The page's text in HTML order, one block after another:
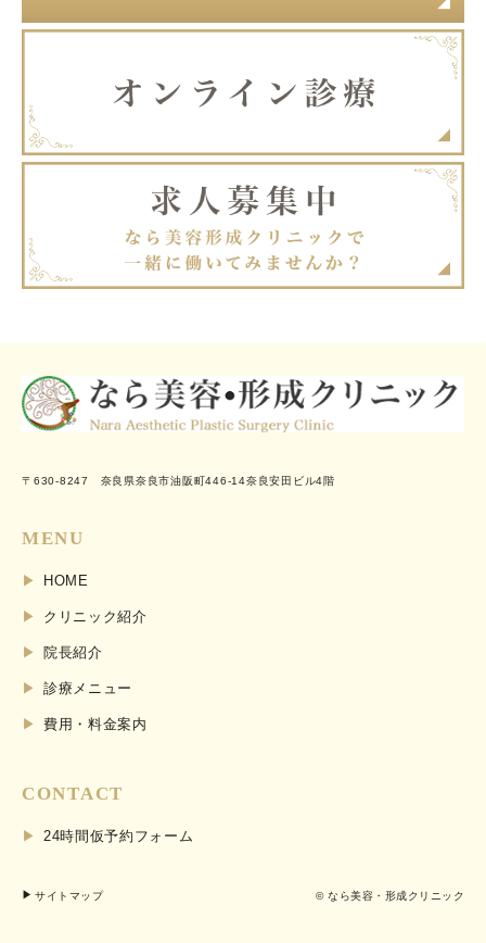
〒630-8247 奈良県奈良市油阪町446-14奈良安田ビル4階
MENU
HOME
クリニック紹介
院長紹介
診療メニュー
費用・料金案内
CONTACT
24時間仮予約フォーム
サイトマップ © なら美容・形成クリニック